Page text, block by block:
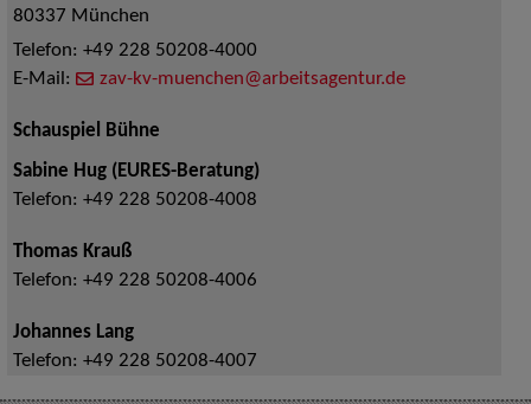
80337 München
Telefon: +49 228 50208-4000
E-Mail:
zav-kv-muenchen@arbeitsagentur.de
Schauspiel Bühne
Sabine Hug (EURES-Beratung)
Telefon: +49 228 50208-4008
Thomas Krauß
Telefon: +49 228 50208-4006
Johannes Lang
Telefon: +49 228 50208-4007